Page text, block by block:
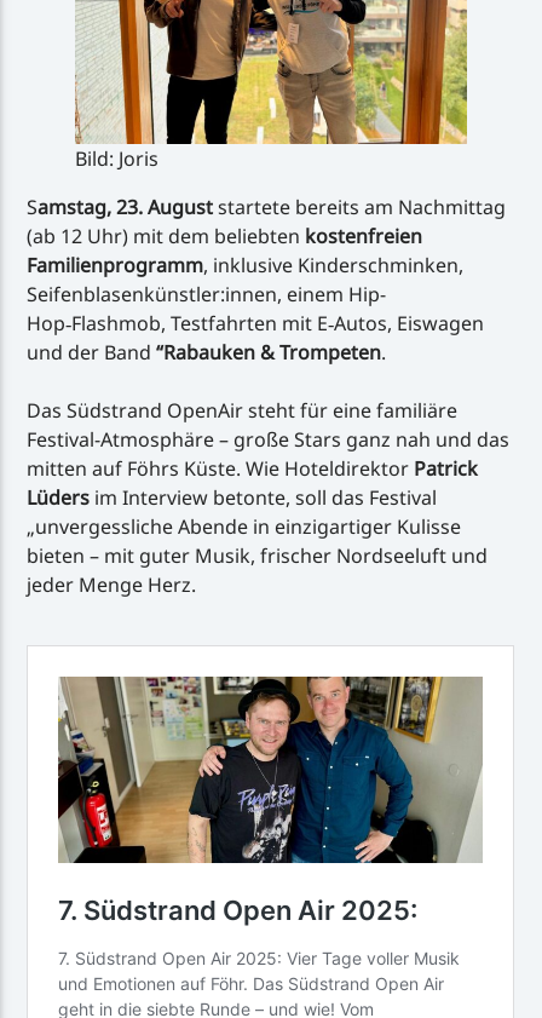
Bild: Joris
Samstag, 23. Auguststartete bereits am Nachmittag
(ab 12 Uhr) mit dem beliebten kostenfreien
Familienprogramm, inklusive Kinderschminken,
Seifenblasenkünstler:innen, einem Hip-
Hop‑Flashmob, Testfahrten mit E‑Autos, Eiswagen
und der Band“Rabauken & Trompeten.
Das Südstrand OpenAir steht für eine familiäre
Festival-Atmosphäre – große Stars ganz nah und das
mitten auf Föhrs Küste. Wie Hoteldirektor Patrick
Lüders im Interview betonte, soll das Festival
„unvergessliche Abende in einzigartiger Kulisse
bieten – mit guter Musik, frischer Nordseeluft und
jeder Menge Herz.